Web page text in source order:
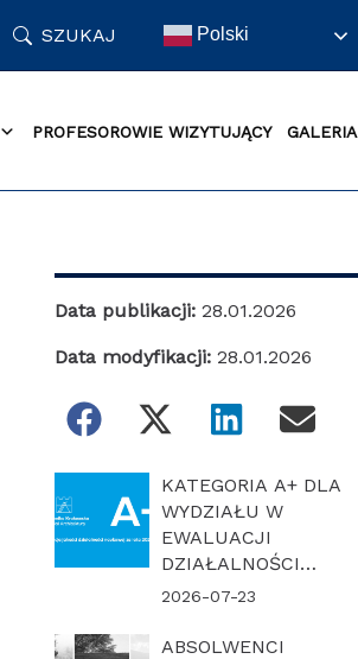
SZUKAJ Polski
PROFESOROWIE WIZYTUJĄCY GALERIA
Data publikacji: 28.01.2026
Data modyfikacji: 28.01.2026
KATEGORIA A+ DLA
WYDZIAŁU W
EWALUACJI
DZIAŁALNOŚCI
NAUKOWEJ W
2026-07-23
ABSOLWENCI